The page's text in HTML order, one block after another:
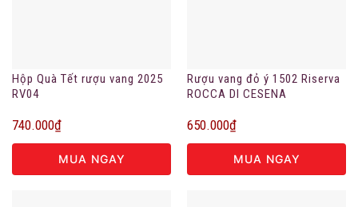
Hộp Quà Tết rượu vang 2025
RV04
740.000₫
MUA NGAY
Rượu vang đỏ ý 1502 Riserva
ROCCA DI CESENA
650.000₫
MUA NGAY